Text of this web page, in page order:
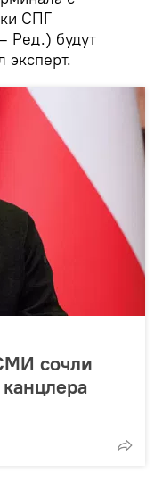
СПГ
Ред.) будут
эксперт.
сочли